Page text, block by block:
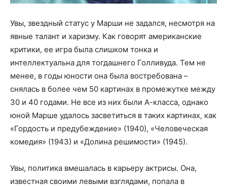
Увы, звездный статус у Марши не задался, несмотря на
явные талант и харизму. Как говорят американские
критики, ее игра была слишком тонка и
интеллектуальна для тогдашнего Голливуда. Тем не
менее, в годы юности она была востребована –
снялась в более чем 50 картинах в промежутке между
30 и 40 годами. Не все из них были А-класса, однако
юной Марше удалось засветиться в таких картинах, как
«Гордость и предубеждение» (1940), «Человеческая
комедия» (1943) и «Долина решимости» (1945).
Увы, политика вмешалась в карьеру актрисы. Она,
известная своими левыми взглядами, попала в